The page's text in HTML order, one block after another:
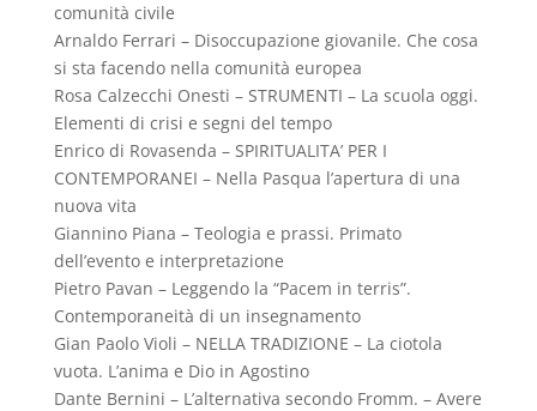
comunità civile
Arnaldo Ferrari – Disoccupazione giovanile. Che cosa
si sta facendo nella comunità europea
Rosa Calzecchi Onesti – STRUMENTI – La scuola oggi.
Elementi di crisi e segni del tempo
Enrico di Rovasenda – SPIRITUALITA’ PER I
CONTEMPORANEI – Nella Pasqua l’apertura di una
nuova vita
Giannino Piana – Teologia e prassi. Primato
dell’evento e interpretazione
Pietro Pavan – Leggendo la “Pacem in terris”.
Contemporaneità di un insegnamento
Gian Paolo Violi – NELLA TRADIZIONE – La ciotola
vuota. L’anima e Dio in Agostino
Dante Bernini – L’alternativa secondo Fromm. – Avere